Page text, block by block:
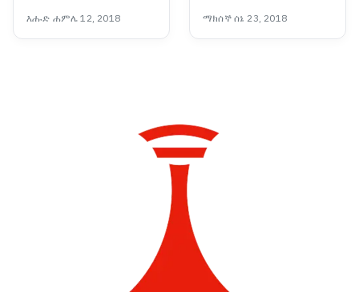
አብዲሳ
እሑድ ሐምሌ 12, 2018 ማክሰኞ ሰኔ 23, 2018